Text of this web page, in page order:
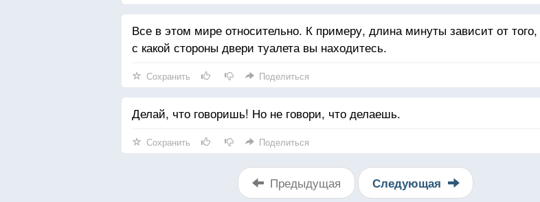
Все в этом мире относительно. К примеру, длина минуты зависит от того,
с какой стороны двери туалета вы находитесь.
Сохранить Поделиться
Делай, что говоришь! Но не говори, что делаешь.
Сохранить Поделиться
Предыдущая Следующая